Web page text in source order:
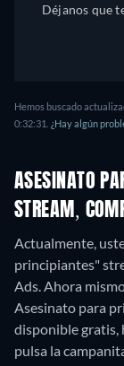
Déjanos que
Hemos buscado
0:32:31.
¿Hay algún
ASESINATO
STREAM,
Actualmente,
principiantes"
Ads. Ahora
Asesinato para
disponible gratis,
pulsa la